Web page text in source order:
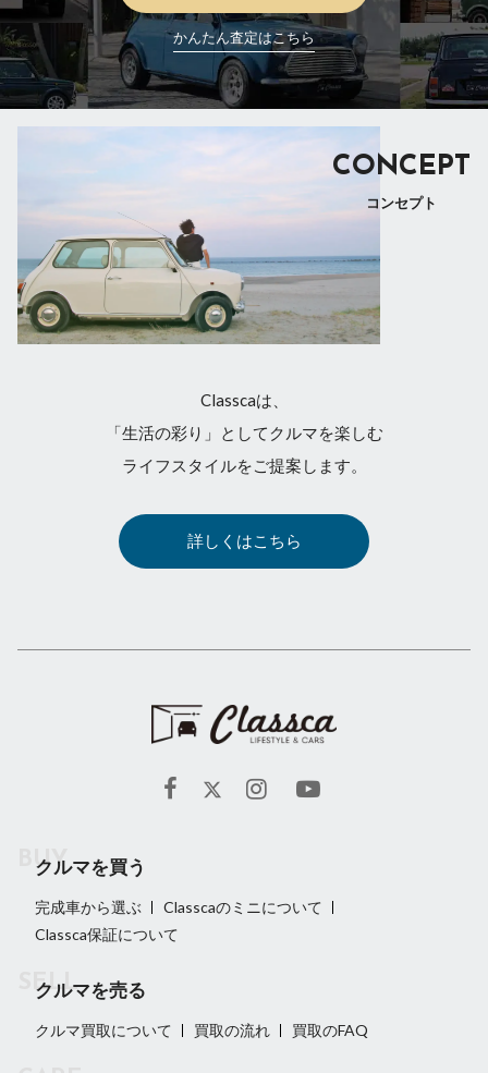
かんたん査定はこちら
CONCEPT
コンセプト
Classcaは、
「生活の彩り」としてクルマを楽しむ
ライフスタイルをご提案します。
詳しくはこちら
クルマを買う
完成車から選ぶ
Classcaのミニについて
Classca保証について
クルマを売る
クルマ買取について 買取の流れ 買取のFAQ